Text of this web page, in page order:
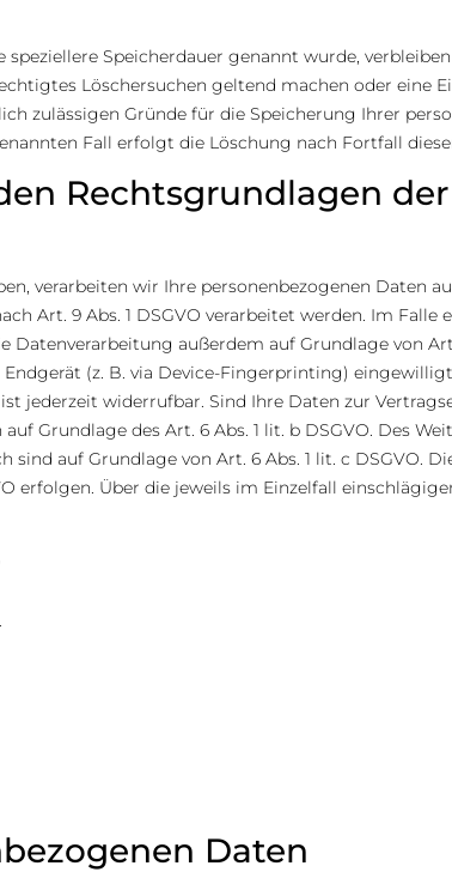
Speicherdauer genannt wurde,
Löschersuchen geltend machen oder eine
zulässigen Gründe für die Speicherung Ihrer
Fall erfolgt die Löschung nach Fortfall
Rechtsgrundlagen
verarbeiten wir Ihre personenbezogenen Daten
Art. 9 Abs. 1 DSGVO verarbeitet werden. Im
außerdem auf Grundlage von
(z. B. via Device-Fingerprinting)
jederzeit widerrufbar. Sind Ihre Daten zur
Grundlage des Art. 6 Abs. 1 lit. b DSGVO. Des
auf Grundlage von Art. 6 Abs. 1 lit. c DSGVO.
erfolgen. Über die jeweils im Einzelfall
Daten